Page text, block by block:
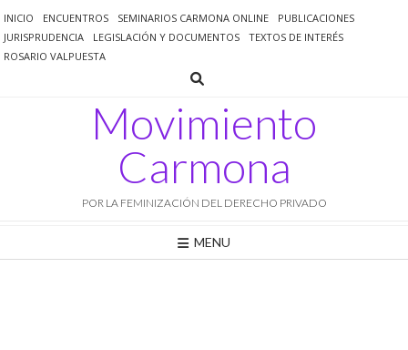
al
contenido
INICIO ENCUENTROS SEMINARIOS CARMONA ONLINE
PUBLICACIONES
JURISPRUDENCIA
LEGISLACIÓN Y DOCUMENTOS
TEXTOS DE INTERÉS
ROSARIO VALPUESTA
Movimiento
Carmona
POR LA FEMINIZACIÓN DEL DERECHO PRIVADO
MENU